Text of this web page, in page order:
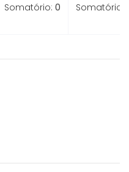
Somatório: 0
Somatório: